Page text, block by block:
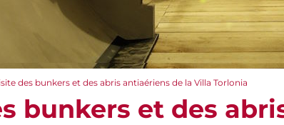
des bunkers et des abris antiaériens de la Villa Torlonia
bunkers et des